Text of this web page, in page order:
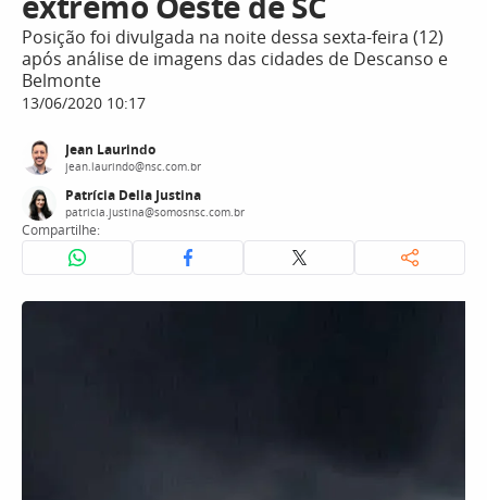
Posição foi divulgada na noite dessa sexta-feira (12)
após análise de imagens das cidades de Descanso e
Belmonte
13/06/2020 10:17
Jean Laurindo
jean.laurindo@nsc.com.br
Patrícia Della Justina
patricia.justina@somosnsc.com.br
Compartilhe: